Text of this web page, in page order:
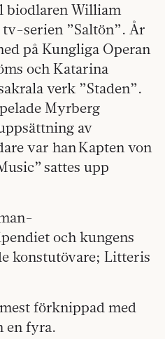
William
serien ”Saltön”. År
på Kungliga Operan
och Katarina
verk ”Staden”.
Myrberg
av
var han Kapten von
sattes upp
och kungens
konstutövare; Litteris
förknippad med
en fyra.